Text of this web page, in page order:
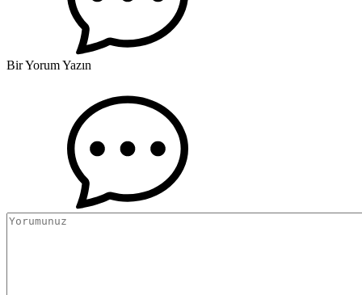
Bir Yorum Yazın